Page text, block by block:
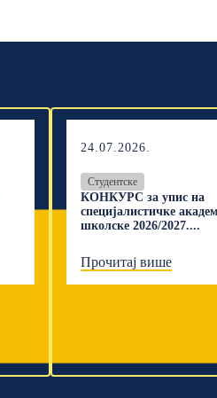
24.07.2026.
Студентске
КОНКУРС за упис на
специјалистичке
школске 2026/2027....
Прочитај више